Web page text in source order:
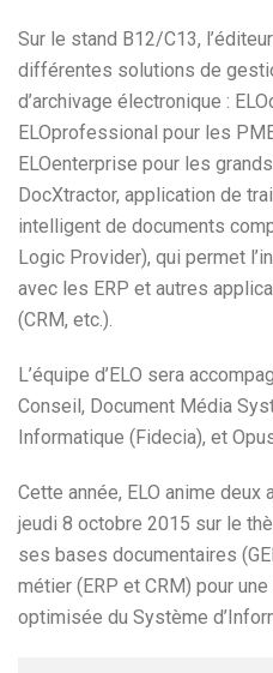
Sur le stand B12/C13,
différentes solutions de
d’archivage électronique :
ELOprofessional pour les
ELOenterprise pour les
DocXtractor, application de
intelligent de documents
Logic Provider), qui permet
avec les ERP et autres
(CRM, etc.).
L’équipe d’ELO sera
Conseil, Document Média
Informatique (Fidecia), et
Cette année, ELO anime
jeudi 8 octobre 2015 sur le
ses bases documentaires
métier (ERP et CRM) pour
optimisée du Système